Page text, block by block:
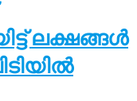
ലക്ഷങ്ങൾ